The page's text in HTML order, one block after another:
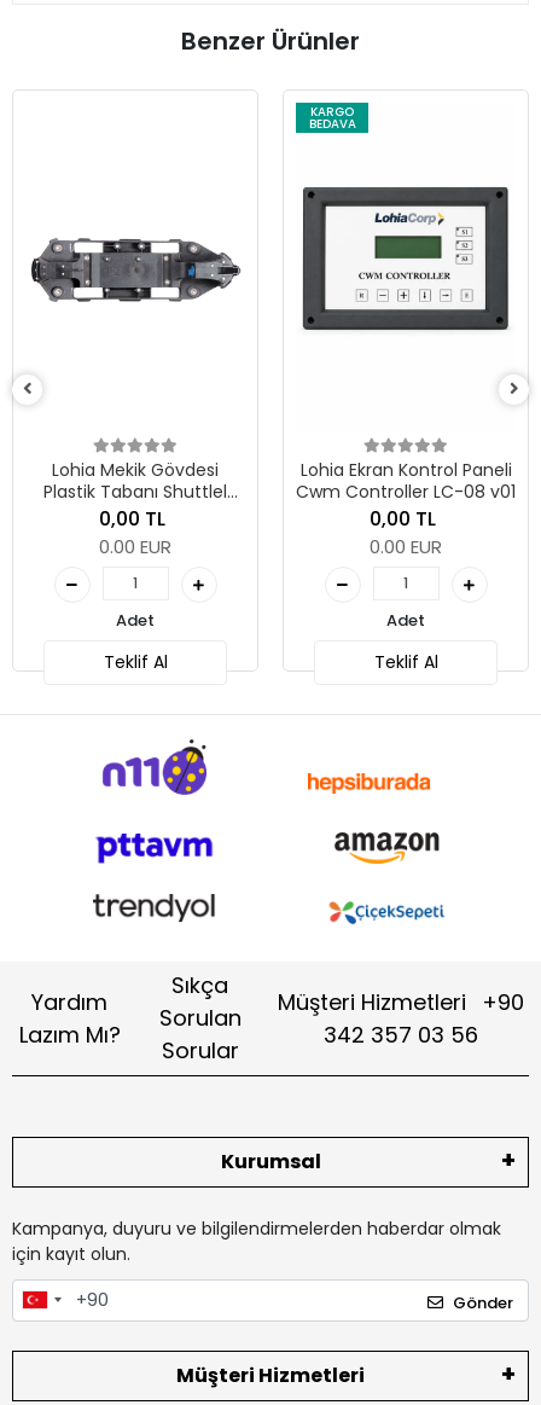
Benzer Ürünler
Lohia Mekik Gövdesi
Plastik Tabanı Shuttlel
Body Wg (8 Degree)
0,00 TL
0.00 EUR
Adet
Teklif Al
KARGO
BEDAVA
Lohia Ekran Kontrol Paneli
Cwm Controller LC-08 v01
0,00 TL
0.00 EUR
Adet
Teklif Al
Yardım
Lazım Mı?
Sıkça
Sorulan
Sorular
Müşteri Hizmetleri
+90
342 357 03 56
Kurumsal
Kampanya, duyuru ve bilgilendirmelerden haberdar olmak
için kayıt olun.
Gönder
Müşteri Hizmetleri